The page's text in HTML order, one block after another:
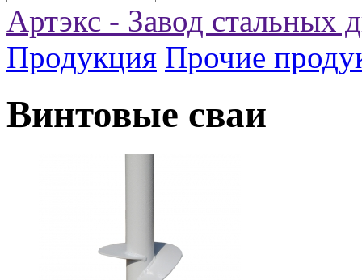
Артэкс - Завод стальных
Продукция Прочие
Винтовые сваи